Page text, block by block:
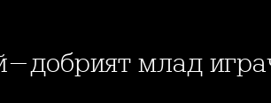
добрият млад